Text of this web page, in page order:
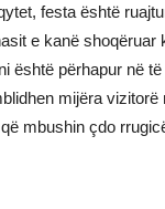
festa është
e kanë
është përhapur në
mijëra vizitorë
mbushin çdo